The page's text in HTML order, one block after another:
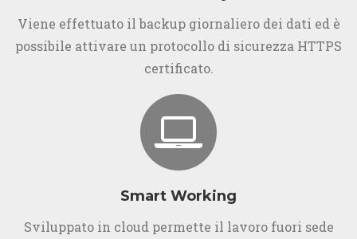
Viene effettuato il backup giornaliero dei dati ed è
possibile attivare un protocollo di sicurezza HTTPS
certificato.
Smart Working
Sviluppato in cloud permette il lavoro fuori sede